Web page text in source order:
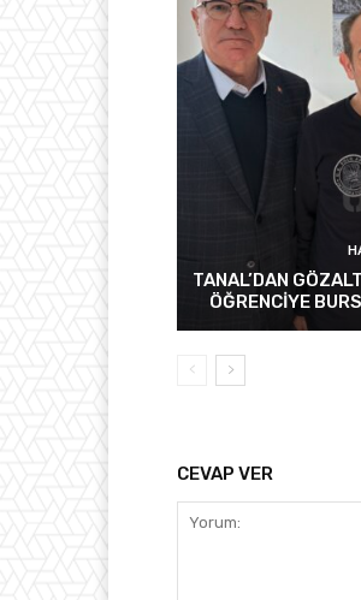
TANAL’DAN
ÖĞRENCİYE
CEVAP VER